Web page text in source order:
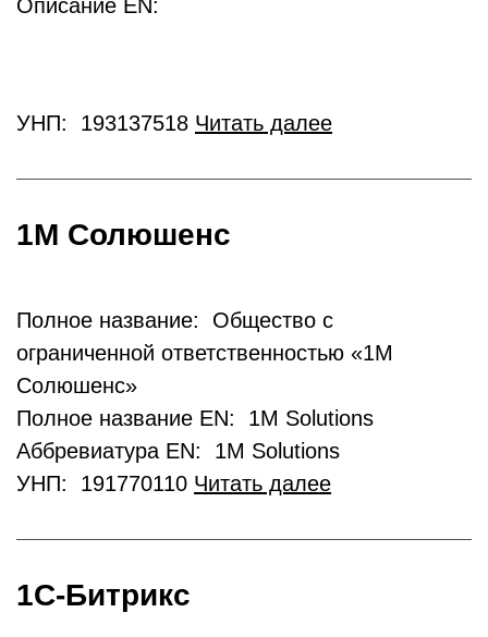
Описание EN:
УНП: 193137518 Читать далее
1М Солюшенс
Полное название: Общество с
ограниченной ответственностью «1М
Солюшенс»
Полное название EN: 1M Solutions
Аббревиатура EN: 1M Solutions
УНП: 191770110 Читать далее
1С-Битрикс